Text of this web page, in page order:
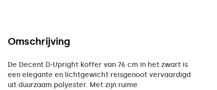
Omschrijving
De Decent D-Upright koffer van 76 cm in het zwart is
een elegante en lichtgewicht reisgenoot vervaardigd
uit duurzaam polyester. Met zijn ruime